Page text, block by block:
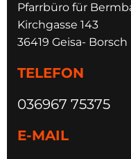
Pfarrbüro für
Kirchgasse 143
36419 Geisa- Borsch
TELEFON
036967 75375
E-MAIL